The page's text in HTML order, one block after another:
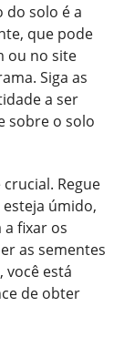
solo é a
que pode
ou no site
Siga as
a ser
sobre o solo
Regue
úmido,
fixar os
as sementes
você está
de obter